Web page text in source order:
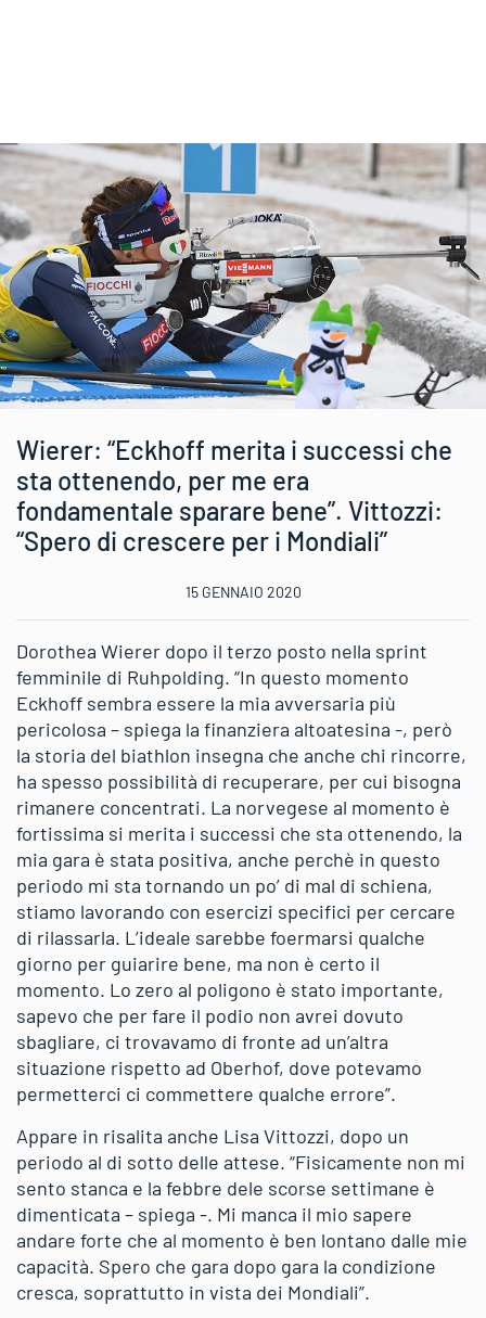
Wierer: “Eckhoff merita i successi che
sta ottenendo, per me era
fondamentale sparare bene”. Vittozzi:
“Spero di crescere per i Mondiali”
15 GENNAIO 2020
Dorothea Wierer dopo il terzo posto nella sprint
femminile di Ruhpolding. “In questo momento
Eckhoff sembra essere la mia avversaria più
pericolosa – spiega la finanziera altoatesina -, però
la storia del biathlon insegna che anche chi rincorre,
ha spesso possibilità di recuperare, per cui bisogna
rimanere concentrati. La norvegese al momento è
fortissima si merita i successi che sta ottenendo, la
mia gara è stata positiva, anche perchè in questo
periodo mi sta tornando un po’ di mal di schiena,
stiamo lavorando con esercizi specifici per cercare
di rilassarla. L’ideale sarebbe foermarsi qualche
giorno per guiarire bene, ma non è certo il
momento. Lo zero al poligono è stato importante,
sapevo che per fare il podio non avrei dovuto
sbagliare, ci trovavamo di fronte ad un’altra
situazione rispetto ad Oberhof, dove potevamo
permetterci ci commettere qualche errore”.
Appare in risalita anche Lisa Vittozzi, dopo un
periodo al di sotto delle attese. “Fisicamente non mi
sento stanca e la febbre dele scorse settimane è
dimenticata – spiega -. Mi manca il mio sapere
andare forte che al momento è ben lontano dalle mie
capacità. Spero che gara dopo gara la condizione
cresca, soprattutto in vista dei Mondiali”.